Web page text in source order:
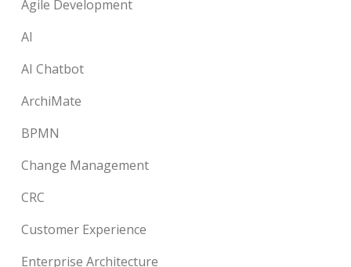
Agile Development
AI
AI Chatbot
ArchiMate
BPMN
Change Management
CRC
Customer Experience
Enterprise Architecture